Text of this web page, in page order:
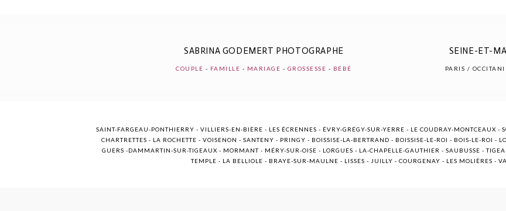
SABRINA GODEMERT PHOTOGRAPHE
COUPLE - FAMILLE - MARIAGE - GROSSESSE - BÉBÉ
SEINE-ET-
PARIS /
SAINT-FARGEAU-PONTHIERRY - VILLIERS-EN-BIÈRE - LES ÉCRENNES - ÉVRY-GRÉGY-SUR-YERRE - LE COUDRAY-MONTCEAUX -
CHARTRETTES - LA ROCHETTE - VOISENON - SANTENY - PRINGY - BOISSISE-LA-BERTRAND - BOISSISE-LE-ROI - BOIS-LE-ROI -
GUERS -DAMMARTIN-SUR-TIGEAUX - MORMANT - MÉRY-SUR-OISE - LORGUES - LA-CHAPELLE-GAUTHIER - SAUBUSSE -
TEMPLE - LA BELLIOLE - BRAYE-SUR-MAULNE - LISSES - JUILLY - COURGENAY - LES MOLIÈRES -